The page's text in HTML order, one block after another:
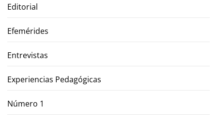
Editorial
Efemérides
Entrevistas
Experiencias Pedagógicas
Número 1